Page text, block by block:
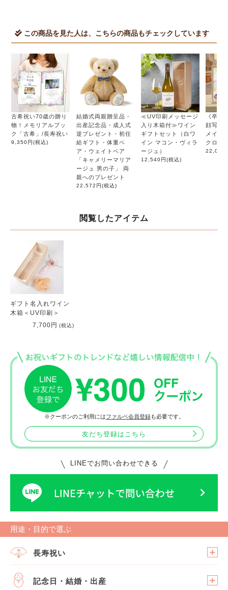
この商品を見た人は、こちらの商品もチェックしています
古希祝い70歳の贈り
物！メモリアルブッ
ク「古希」/長寿祝い
9,350円(税込)
結婚式両親贈呈品・
出産記念品・成人式
逆プレゼント・初任
給ギフト・体重ベ
ア・ウェイトベア
「キャメリーマリア
ージュ 男の子」 両
親へのプレゼント
22,572円(税込)
≪UV印刷メッセージ
入り木箱付≫ワイン
ギフトセット（白ワ
イン マコン・ヴィラ
ージュ）
12,540円(税込)
《卒園
顔写真
メイド
クロッ
22,000
閲覧したアイテム
ギフト名入れワイン
木箱＜UV印刷＞
7,700円 (税込)
※クーポンのご利用にはファルベ会員登録も必要です。
友だち登録はこちら
LINEでお問い合わせできる
用途・目的で選ぶ
長寿祝い
記念日・結婚・出産